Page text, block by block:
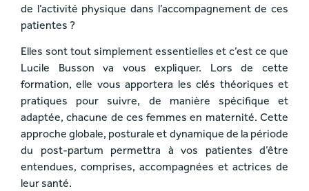
de l’activité physique dans l’accompagnement de ces
patientes ?
Elles sont tout simplement essentielles et c’est ce que
Lucile Busson va vous expliquer. Lors de cette
formation, elle vous apportera les clés théoriques et
pratiques pour suivre, de manière spécifique et
adaptée, chacune de ces femmes en maternité. Cette
approche globale, posturale et dynamique de la période
du post-partum permettra à vos patientes d’être
entendues, comprises, accompagnées et actrices de
leur santé.